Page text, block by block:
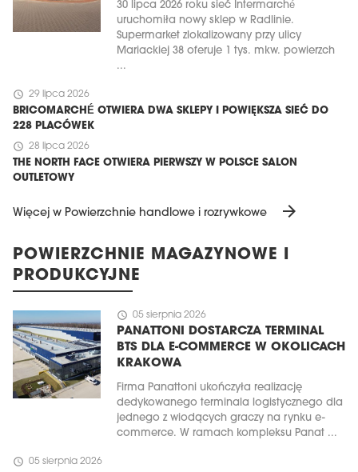
30 lipca 2026 roku sieć Intermarché
uruchomiła nowy sklep w Radlinie.
Supermarket zlokalizowany przy ulicy
Mariackiej 38 oferuje 1 tys. mkw. powierzch
...
schedule 29 lipca 2026
BRICOMARCHÉ OTWIERA DWA SKLEPY I POWIĘKSZA SIEĆ DO
228 PLACÓWEK
schedule 28 lipca 2026
THE NORTH FACE OTWIERA PIERWSZY W POLSCE SALON
OUTLETOWY
Więcej w Powierzchnie handlowe i rozrywkowe arrow_forward
POWIERZCHNIE MAGAZYNOWE I
PRODUKCYJNE
schedule 05 sierpnia 2026
PANATTONI DOSTARCZA TERMINAL
BTS DLA E-COMMERCE W OKOLICACH
KRAKOWA
Firma Panattoni ukończyła realizację
dedykowanego terminala logistycznego dla
jednego z wiodących graczy na rynku e-
commerce. W ramach kompleksu Panat ...
schedule 05 sierpnia 2026